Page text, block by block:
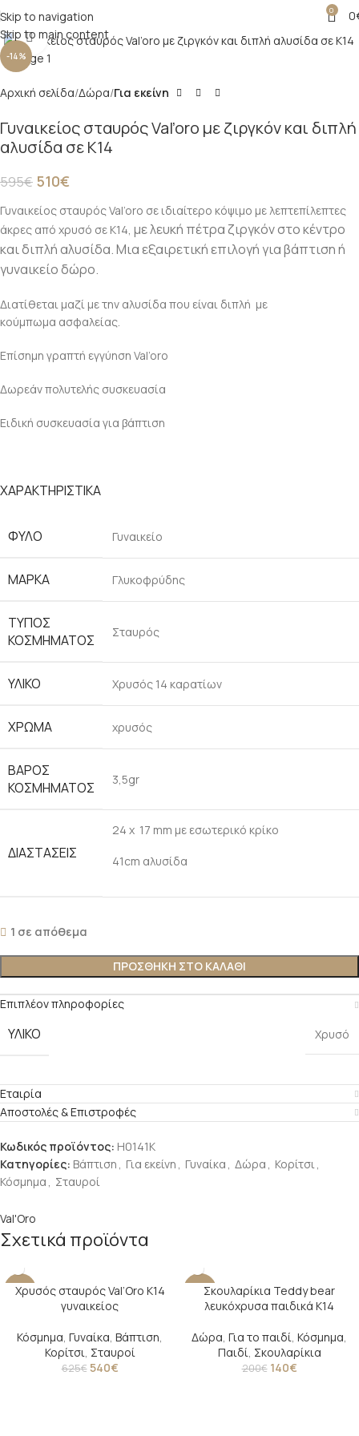
Skip to navigation
Skip to main content
0 0
-14%
Click to enlarge
Αρχική σελίδα Δώρα Για εκείνη
Γυναικείος σταυρός Val’oro με ζιργκόν και διπλή
αλυσίδα σε Κ14
595€ 510€
Γυναικείος σταυρός Val’oro σε ιδιαίτερο κόψιμο με λεπτεπίλεπτες
άκρες από χρυσό σε Κ14, με λευκή πέτρα ζιργκόν στο κέντρο
και διπλή αλυσίδα. Μια εξαιρετική επιλογή για βάπτιση ή
γυναικείο δώρο.
Διατίθεται μαζί με την αλυσίδα που είναι διπλή με
κούμπωμα ασφαλείας.
Επίσημη γραπτή εγγύηση Val’oro
Δωρεάν πολυτελής συσκευασία
Ειδική συσκευασία για βάπτιση
ΧΑΡΑΚΤΗΡΙΣΤΙΚΑ
ΦΎΛΟ Γυναικείο
ΜΆΡΚΑ Γλυκοφρύδης
ΤΎΠΟΣ
ΚΟΣΜΉΜΑΤΟΣ
Σταυρός
ΥΛΙΚΌ Χρυσός 14 καρατίων
ΧΡΏΜΑ χρυσός
ΒΆΡΟΣ
ΚΟΣΜΉΜΑΤΟΣ
3,5gr
ΔΙΑΣΤΆΣΕΙΣ
24 x 17 mm με εσωτερικό κρίκο
41cm αλυσίδα
1 σε απόθεμα
ΠΡΟΣΘΉΚΗ ΣΤΟ ΚΑΛΆΘΙ
Επιπλέον πληροφορίες
ΥΛΙΚΌ Χρυσό
Εταιρία
Αποστολές & Επιστροφές
Κωδικός προϊόντος: Η0141Κ
Κατηγορίες: Βάπτιση , Για εκείνη , Γυναίκα , Δώρα , Κορίτσι,
Κόσμημα , Σταυροί
Val'Oro
Σχετικά προϊόντα
-14%
Χρυσός σταυρός Val’Oro Κ14
γυναικείος
Κόσμημα, Γυναίκα, Βάπτιση,
Κορίτσι, Σταυροί
625€ 540€
-30%Σκουλαρίκια Teddy bear
λευκόχρυσα παιδικά Κ14
Δώρα, Για το παιδί, Κόσμημα,
Παιδί, Σκουλαρίκια
200€ 140€